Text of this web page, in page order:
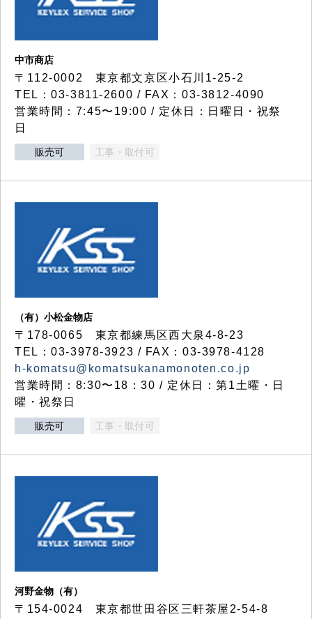
中市商店
〒112-0002 東京都文京区小石川1-25-2
TEL：03-3811-2600 / FAX：03-3812-4090
営業時間：7:45〜19:00 / 定休日：日曜日・祝祭
日
販売可 工事・取付可
（有）小松金物店
〒178-0065 東京都練馬区西大泉4-8-23
TEL：03-3978-3923 / FAX：03-3978-4128
h-komatsu@komatsukanamonoten.co.jp
営業時間：8:30〜18：30 / 定休日：第1土曜・日
曜・祝祭日
販売可 工事・取付可
河野金物（有）
〒154-0024 東京都世田谷区三軒茶屋2-54-8